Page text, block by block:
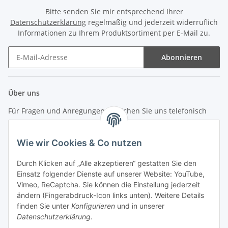
Wie wir Cookies & Co nutzen
Durch Klicken auf „Alle akzeptieren“ gestatten Sie den
Einsatz folgender Dienste auf unserer Website: YouTube,
Vimeo, ReCaptcha. Sie können die Einstellung jederzeit
ändern (Fingerabdruck-Icon links unten). Weitere Details
finden Sie unter Konfigurieren und in unserer
Datenschutzerklärung.
Bitte senden Sie mir entsprechend Ihrer
Datenschutzerklärung regelmäßig und jederzeit widerruflich
Informationen zu Ihrem Produktsortiment per E-Mail zu.
Abonnieren
Über uns
Für Fragen und Anregungen erreichen Sie uns telefonisch
info (at) zweitedel.de
Informationen
Gesetzliche Informationen